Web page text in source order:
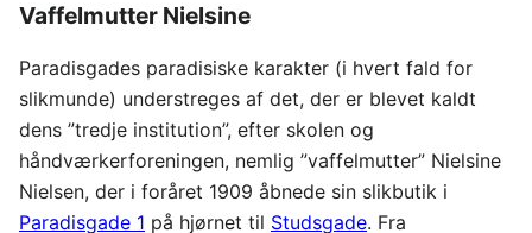
Vaffelmutter Nielsine
Paradisgades paradisiske karakter (i hvert fald for
slikmunde) understreges af det, der er blevet kaldt
dens ”tredje institution”, efter skolen og
håndværkerforeningen, nemlig ”vaffelmutter” Nielsine
Nielsen, der i foråret 1909 åbnede sin slikbutik i
Paradisgade 1 på hjørnet til Studsgade. Fra